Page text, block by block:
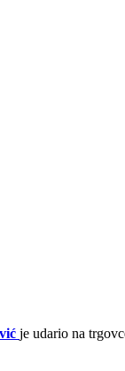
je udario na